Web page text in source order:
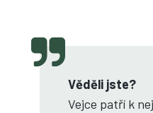
Věděli jste?
Vejce patří k